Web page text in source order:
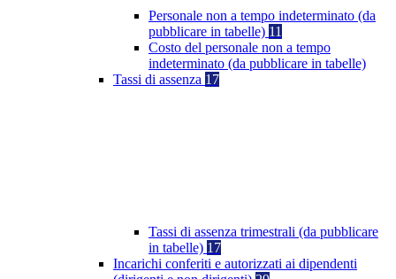
Personale non a tempo indeterminato (da
pubblicare in tabelle) 11
Costo del personale non a tempo
indeterminato (da pubblicare in tabelle)
Tassi di assenza 17
Tassi di assenza trimestrali (da pubblicare
in tabelle) 17
Incarichi conferiti e autorizzati ai dipendenti